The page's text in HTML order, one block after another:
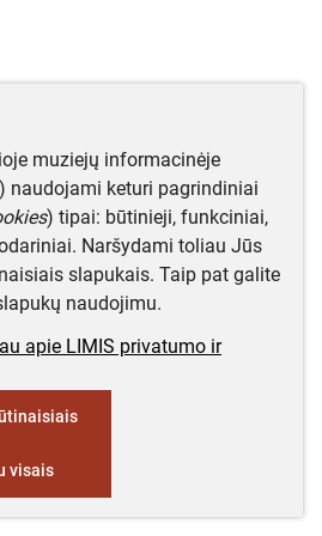
muziejų informacinėje
naudojami keturi pagrindiniai
) tipai: būtinieji, funkciniai,
Naršydami toliau Jūs
slapukais. Taip pat galite
naudojimu.
apie LIMIS privatumo ir
visais